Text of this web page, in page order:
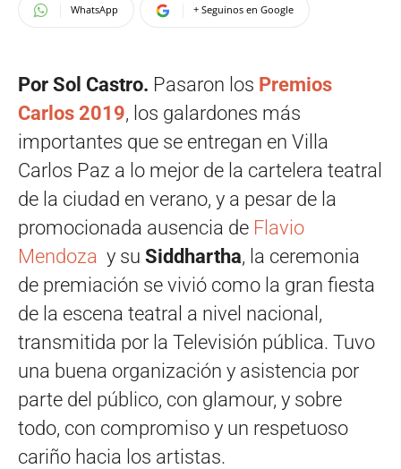
WhatsApp + Seguinos en Google
Por Sol Castro. Pasaron los Premios
Carlos 2019, los galardones más
importantes que se entregan en Villa
Carlos Paz a lo mejor de la cartelera teatral
de la ciudad en verano, y a pesar de la
promocionada ausencia de Flavio
Mendoza y su Siddhartha, la ceremonia
de premiación se vivió como la gran fiesta
de la escena teatral a nivel nacional,
transmitida por la Televisión pública. Tuvo
una buena organización y asistencia por
parte del público, con glamour, y sobre
todo, con compromiso y un respetuoso
cariño hacia los artistas.